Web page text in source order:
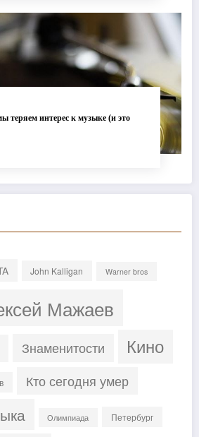
теряем интерес к музыке (и это
John Kalligan Warner bros
Мажаев
Знаменитости Кино
Кто сегодня умер
Олимпиада Петербург